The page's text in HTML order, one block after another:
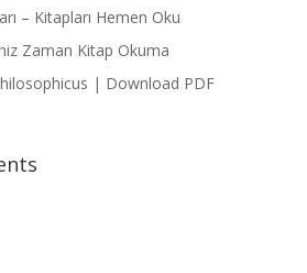
– Kitapları Hemen Oku
Zaman Kitap Okuma
| Download PDF